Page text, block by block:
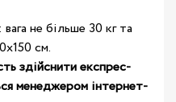
не більше 30 кг та
см.
здійснити експрес-
менеджером інтернет-